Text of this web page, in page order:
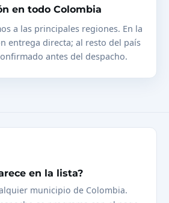
en todo Colombia
a las principales regiones. En la
entrega directa; al resto del país
antes del despacho.
en la lista?
municipio de Colombia.